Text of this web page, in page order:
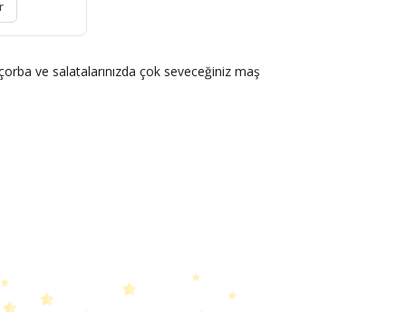
ve salatalarınızda çok seveceğiniz maş